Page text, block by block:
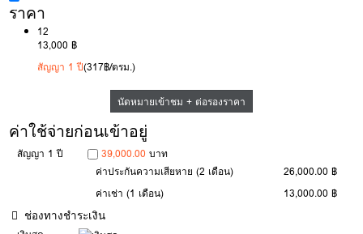
ราคา
12
13,000 ฿
สัญญา 1 ปี(317฿/ตรม.)
นัดหมายเข้าชม + ต่อรองราคา
ค่าใช้จ่ายก่อนเข้าอยู่
สัญญา 1 ปี 39,000.00 บาท
ค่าประกันความเสียหาย(2 เดือน)
26,000.00 ฿
ค่าเช่า(1 เดือน) 13,000.00 ฿
ช่องทางชำระเงิน